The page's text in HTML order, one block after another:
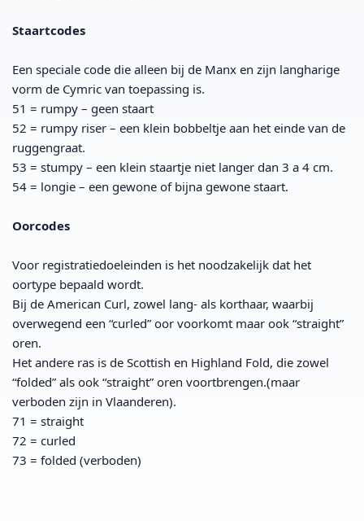
Staartcodes
Een speciale code die alleen bij de Manx en zijn langharige
vorm de Cymric van toepassing is.
51 = rumpy – geen staart
52 = rumpy riser – een klein bobbeltje aan het einde van de
ruggengraat.
53 = stumpy – een klein staartje niet langer dan 3 a 4 cm.
54 = longie – een gewone of bijna gewone staart.
Oorcodes
Voor registratiedoeleinden is het noodzakelijk dat het
oortype bepaald wordt.
Bij de American Curl, zowel lang- als korthaar, waarbij
overwegend een “curled” oor voorkomt maar ook “straight”
oren.
Het andere ras is de Scottish en Highland Fold, die zowel
“folded” als ook “straight” oren voortbrengen.(maar
verboden zijn in Vlaanderen).
71 = straight
72 = curled
73 = folded (verboden)